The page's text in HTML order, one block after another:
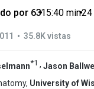
por 63•15:40 min•24
• 35.8K vistas
*1 , Jason
University of